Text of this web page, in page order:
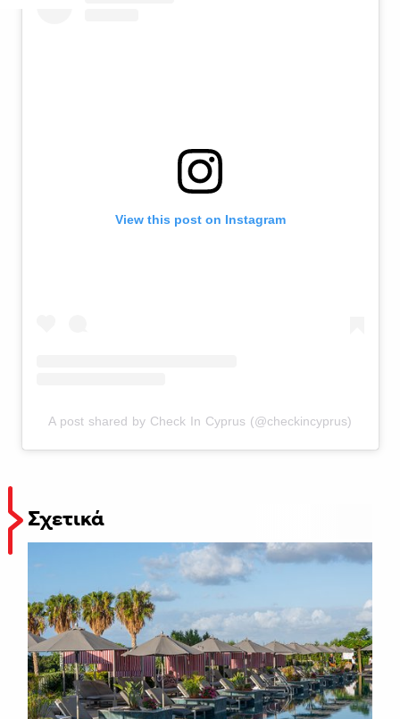
View this post on Instagram
A post shared by Check In Cyprus (@checkincyprus)
Σχετικά